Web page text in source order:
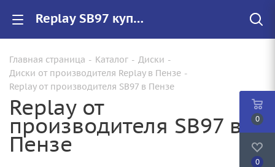
Replay SB97 купить в Пензе, низкие цены на автомобильные диски
Главная страница - Каталог - Диски -
Диски от производителя Replay в Пензе -
Replay от производителя SB97 в Пензе
Replay от
производителя SB97 в
Пензе
0
0